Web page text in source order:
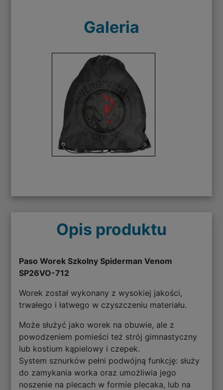
Galeria
Opis produktu
Paso Worek Szkolny Spiderman Venom
SP26VO-712
Worek został wykonany z wysokiej jakości,
trwałego i łatwego w czyszczeniu materiału.
Może służyć jako worek na obuwie, ale z
powodzeniem pomieści też strój gimnastyczny
lub kostium kąpielowy i czepek.
System sznurków pełni podwójną funkcję: służy
do zamykania worka oraz umożliwia jego
noszenie na plecach w formie plecaka, lub na